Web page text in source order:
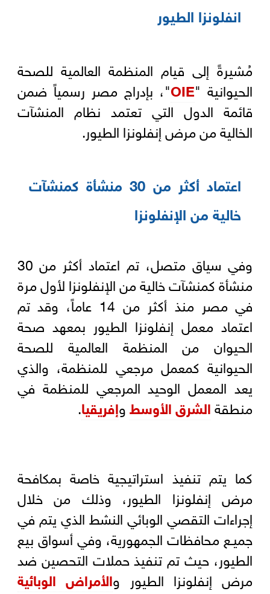
انفلونزا الطيور
مُشيرةً إلى قيام المنظمة العالمية للصحة
الحيوانية "OIE"، بإدراج مصر رسمياً ضمن
قائمة الدول التي تعتمد نظام المنشآت
الخالية من مرض إنفلونزا الطيور.
اعتماد أكثر من 30 منشأة كمنشآت
خالية من الإنفلونزا
وفي سياق متصل، تم اعتماد أكثر من 30
منشأة كمنشآت خالية من الإنفلونزا لأول مرة
في مصر منذ أكثر من 14 عاماً، وقد تم
اعتماد معمل إنفلونزا الطيور بمعهد صحة
الحيوان من المنظمة العالمية للصحة
الحيوانية كمعمل مرجعي للمنظمة، والذي
يعد المعمل الوحيد المرجعي للمنظمة في
منطقةالشرق الأوسطوإفريقيا.
كما يتم تنفيذ استراتيجية خاصة بمكافحة
مرض إنفلونزا الطيور، وذلك من خلال
إجراءات التقصي الوبائي النشط الذي يتم في
جميـع محافظات الجمهورية، وفي أسواق بيع
الطيور، حيث تم تنفيذ حملات التحصين ضد
مرض إنفلونزا الطيور والأمراض الوبائية